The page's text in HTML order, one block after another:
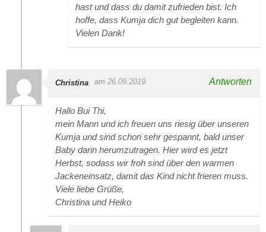
hast und dass du damit zufrieden bist. Ich
hoffe, dass Kumja dich gut begleiten kann.
Vielen Dank!
Christina am 26.09.2019 Antworten
Hallo Bui Thi,
mein Mann und ich freuen uns riesig über unseren
Kumja und sind schon sehr gespannt, bald unser
Baby darin herumzutragen. Hier wird es jetzt
Herbst, sodass wir froh sind über den warmen
Jackeneinsatz, damit das Kind nicht frieren muss.
Viele liebe Grüße,
Christina und Heiko